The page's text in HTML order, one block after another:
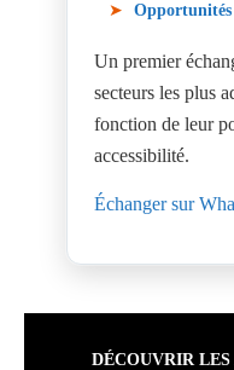
Un premier
secteurs les plus
fonction de leur
accessibilité.
Échanger sur
DÉCOUVRIR